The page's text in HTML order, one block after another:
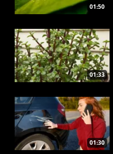
01:50
01:33
01:30